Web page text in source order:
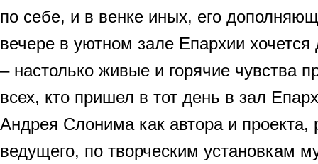
по себе, и в венке иных, его
вечере в уютном зале Епархии
– настолько живые и горячие чувства
всех, кто пришел в тот день в зал
Андрея Слонима как автора и проекта,
ведущего, по творческим установкам